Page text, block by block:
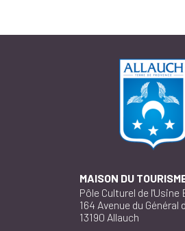
MAISON DU
Pôle Culturel de l'Usine
164 Avenue du Général
13190 Allauch